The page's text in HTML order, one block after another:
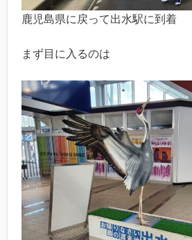
鹿児島県に戻って出水駅に到着
まず目に入るのは